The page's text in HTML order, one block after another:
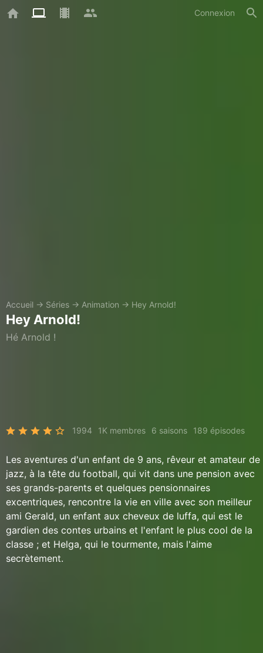
Connexion
Accueil → Séries → Animation → Hey Arnold!
Hey Arnold!
Hé Arnold !
1994 1K membres 6 saisons 189 épisodes
Les aventures d'un enfant de 9 ans, rêveur et amateur de
jazz, à la tête du football, qui vit dans une pension avec
ses grands-parents et quelques pensionnaires
excentriques, rencontre la vie en ville avec son meilleur
ami Gerald, un enfant aux cheveux de luffa, qui est le
gardien des contes urbains et l'enfant le plus cool de la
classe ; et Helga, qui le tourmente, mais l'aime
secrètement.